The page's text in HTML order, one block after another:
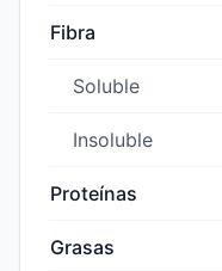
Fibra
Soluble
Insoluble
Proteínas
Grasas